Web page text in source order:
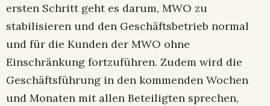
ersten Schritt geht es darum, MWO zu
stabilisieren und den Geschäftsbetrieb normal
und für die Kunden der MWO ohne
Einschränkung fortzuführen. Zudem wird die
Geschäftsführung in den kommenden Wochen
und Monaten mit allen Beteiligten sprechen,